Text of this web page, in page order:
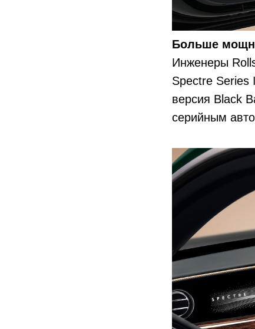
Больше
Инженеры
Spectre Series
версия Black
серийным